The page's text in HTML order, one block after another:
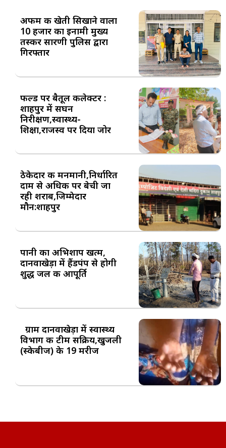
अफीम की खेती सिखाने वाला
10 हजार का इनामी मुख्य
तस्कर सारणी पुलिस द्वारा
गिरफ्तार
फील्ड पर बैतूल कलेक्टर :
शाहपुर में सघन
निरीक्षण,स्वास्थ्य-
शिक्षा,राजस्व पर दिया जोर
ठेकेदार की मनमानी,निर्धारित
दाम से अधिक पर बेची जा
रही शराब,जिम्मेदार
मौन:शाहपुर
पानी का अभिशाप खत्म,
दानवाखेड़ा में हैंडपंप से होगी
शुद्ध जल की आपूर्ति
ग्राम दानवाखेड़ा में स्वास्थ्य
विभाग की टीम सक्रिय,खुजली
(स्केबीज) के 19 मरीज